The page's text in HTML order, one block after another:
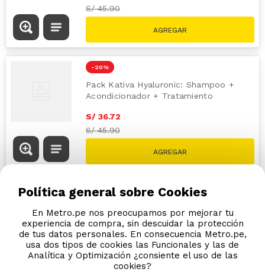
S/45.90
-20 %
Pack Kativa Hyaluronic: Shampoo +
Acondicionador + Tratamiento
S/ 36.72
S/45.90
Política general sobre Cookies
En Metro.pe nos preocupamos por mejorar tu
experiencia de compra, sin descuidar la protección
de tus datos personales. En consecuencia Metro.pe,
usa dos tipos de cookies las Funcionales y las de
Analítica y Optimización ¿consiente el uso de las
cookies?